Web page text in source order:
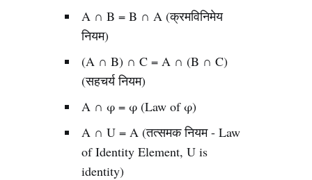
A ∩ B = B ∩ A (क्रमविनिमेय
नियम)
(A ∩ B) ∩ C = A ∩ (B ∩ C)
(सहचर्य नियम)
A ∩ φ = φ (Law of φ)
A ∩ U = A (तत्समक नियम - Law
of Identity Element, U is
identity)